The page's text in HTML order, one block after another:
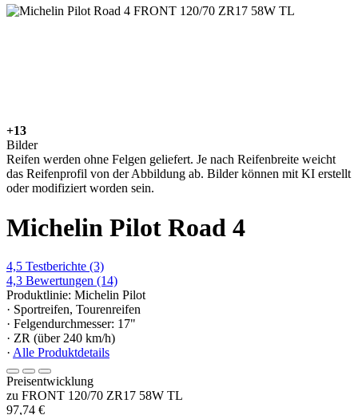
+13
Bilder
Reifen werden ohne Felgen geliefert. Je nach Reifenbreite weicht
das Reifenprofil von der Abbildung ab. Bilder können mit KI erstellt
oder modifiziert worden sein.
Michelin Pilot Road 4
4,5 Testberichte (3)
4,3 Bewertungen (14)
Produktlinie: Michelin Pilot
· Sportreifen, Tourenreifen
· Felgendurchmesser: 17"
· ZR (über 240 km/h)
· Alle Produktdetails
Preisentwicklung
zu FRONT 120/70 ZR17 58W TL
97,74 €